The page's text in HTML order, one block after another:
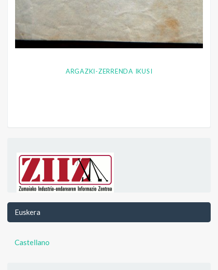
ARGAZKI-ZERRENDA IKUSI
Euskera
Castellano